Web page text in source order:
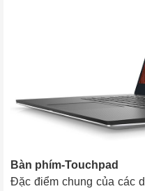
Bàn phím-Touchpad
Đặc điểm chung của các